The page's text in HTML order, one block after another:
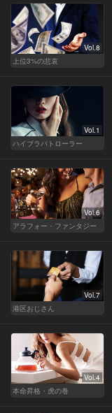
Vol.8
上位3%の悲哀
Vol.1
ハイブラパトローラー
Vol.6
アラフォー・ファンタジー
Vol.7
港区おじさん
Vol.4
本命昇格・虎の巻